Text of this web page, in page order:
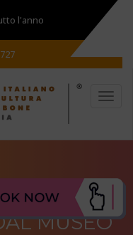
l'anno
MUSEO